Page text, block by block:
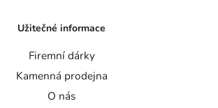
Užitečné informace
Firemní dárky
Kamenná prodejna
O nás